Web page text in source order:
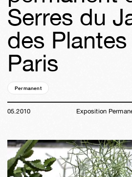
Serres du
des
Paris
Permanent
05.2010 Exposition